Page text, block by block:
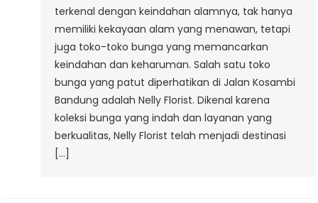
terkenal dengan keindahan alamnya, tak hanya
memiliki kekayaan alam yang menawan, tetapi
juga toko-toko bunga yang memancarkan
keindahan dan keharuman. Salah satu toko
bunga yang patut diperhatikan di Jalan Kosambi
Bandung adalah Nelly Florist. Dikenal karena
koleksi bunga yang indah dan layanan yang
berkualitas, Nelly Florist telah menjadi destinasi
[…]